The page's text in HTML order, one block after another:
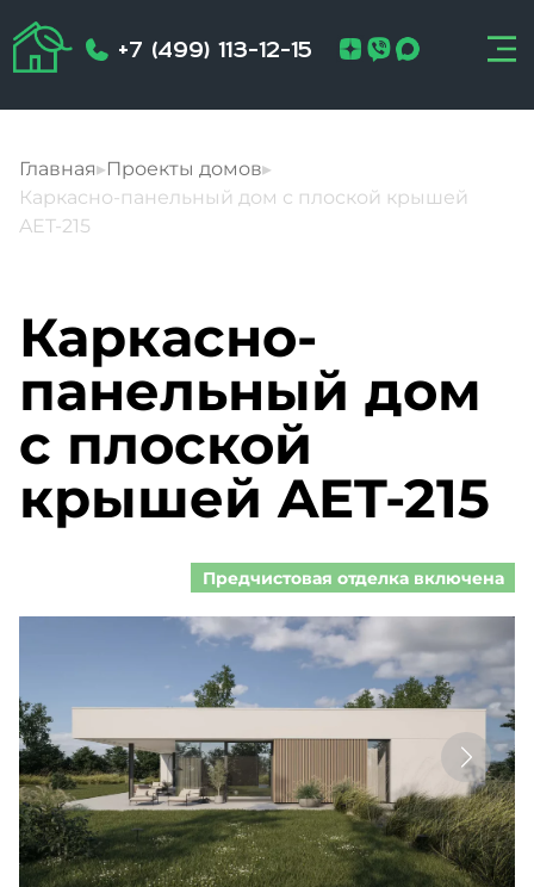
+7 (499) 113-12-15
Главная▸Проекты домов▸
Каркасно-панельный дом с плоской крышей
AET-215
Каркасно-
панельный дом
с плоской
крышей AET-215
Предчистовая отделка включена